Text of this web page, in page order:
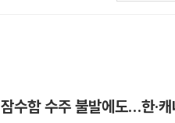
잠수함 수주 불발에도…한·